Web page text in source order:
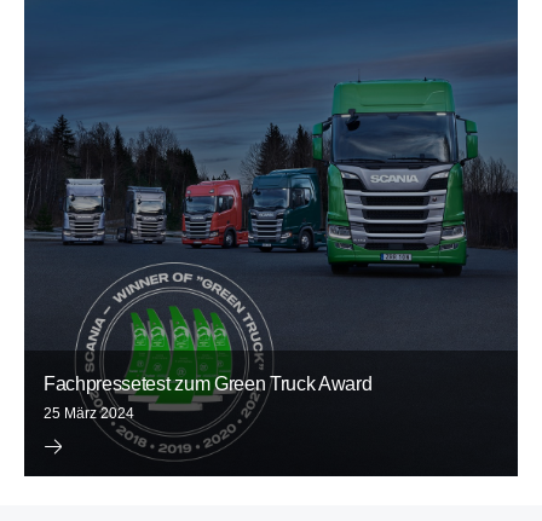
Fachpressetest zum Green Truck Award
25 März 2024